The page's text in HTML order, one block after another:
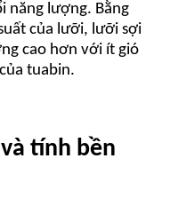
năng lượng. Bằng
của lưỡi, lưỡi sợi
cao hơn với ít gió
tuabin.
tính bền